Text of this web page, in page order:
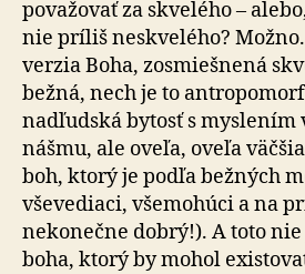
považovať za skvelého –
nie príliš neskvelého?
verzia Boha, zosmiešnená
bežná, nech je to
nadľudská bytosť s
nášmu, ale oveľa, oveľa
boh, ktorý je podľa bežných
vševediaci, všemohúci a na
nekonečne dobrý!). A toto
boha, ktorý by mohol